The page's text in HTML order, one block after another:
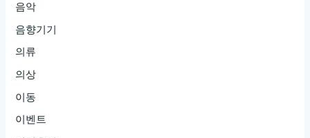
음악
음향기기
의류
의상
이동
이벤트